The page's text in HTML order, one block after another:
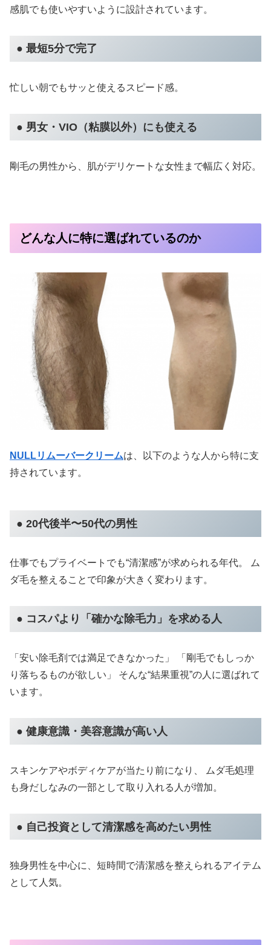
感肌でも使いやすいように設計されています。
● 最短5分で完了
忙しい朝でもサッと使えるスピード感。
● 男女・VIO（粘膜以外）にも使える
剛毛の男性から、肌がデリケートな女性まで幅広く対応。
どんな人に特に選ばれているのか
NULLリムーバークリームは、以下のような人から特に支
持されています。
● 20代後半〜50代の男性
仕事でもプライベートでも“清潔感”が求められる年代。 ム
ダ毛を整えることで印象が大きく変わります。
● コスパより「確かな除毛力」を求める人
「安い除毛剤では満足できなかった」 「剛毛でもしっか
り落ちるものが欲しい」 そんな“結果重視”の人に選ばれて
います。
● 健康意識・美容意識が高い人
スキンケアやボディケアが当たり前になり、 ムダ毛処理
も身だしなみの一部として取り入れる人が増加。
● 自己投資として清潔感を高めたい男性
独身男性を中心に、短時間で清潔感を整えられるアイテム
として人気。